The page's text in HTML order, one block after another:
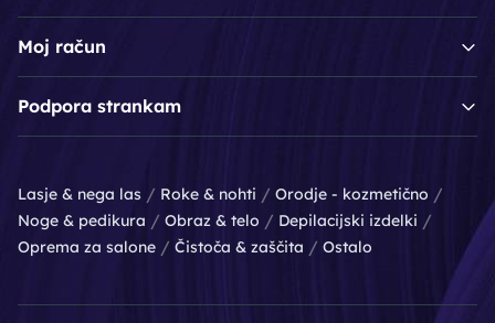
Moj račun
Podpora strankam
Lasje & nega las / Roke & nohti / Orodje - kozmetično /
Noge & pedikura / Obraz & telo / Depilacijski izdelki /
Oprema za salone / Čistoča & zaščita / Ostalo